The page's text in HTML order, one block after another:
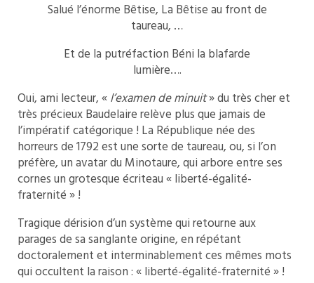
Salué l’énorme Bêtise, La Bêtise au front de
taureau, …
Et de la putréfaction Béni la blafarde
lumière….
Oui, ami lecteur, «l’examen de minuit» du très cher et
très précieux Baudelaire relève plus que jamais de
l’impératif catégorique ! La République née des
horreurs de 1792 est une sorte de taureau, ou, si l’on
préfère, un avatar du Minotaure, qui arbore entre ses
cornes un grotesque écriteau « liberté-égalité-
fraternité » !
Tragique dérision d’un système qui retourne aux
parages de sa sanglante origine, en répétant
doctoralement et interminablement ces mêmes mots
qui occultent la raison : « liberté-égalité-fraternité » !